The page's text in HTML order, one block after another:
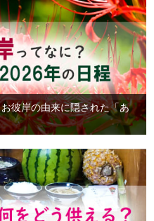
彼岸の由来に隠された「あ